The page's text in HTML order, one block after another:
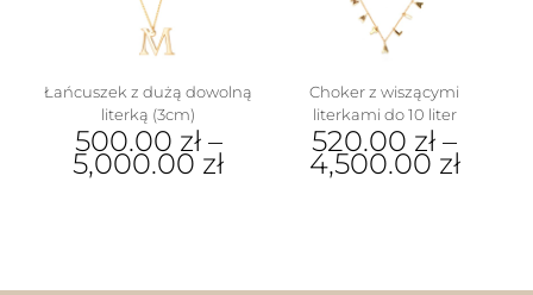
na
stronie
produktu
stronie
produktu
Łańcuszek z dużą dowolną
literką (3cm)
500.00 zł–
5,000.00 zł
Choker z wiszącymi
literkami do 10 liter
520.00 zł –
4,500.00 zł